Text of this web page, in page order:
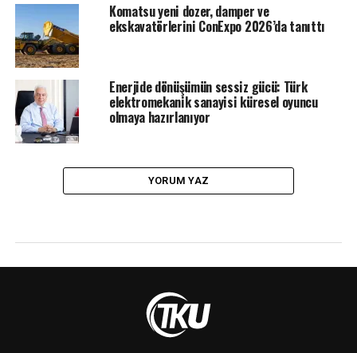
Komatsu yeni dozer, damper ve
ekskavatörlerini ConExpo 2026’da tanıttı
Enerjide dönüşümün sessiz gücü: Türk
elektromekanik sanayisi küresel oyuncu
olmaya hazırlanıyor
YORUM YAZ